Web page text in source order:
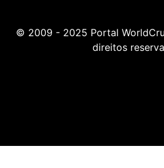
© 2009 - 2025 Portal
direitos